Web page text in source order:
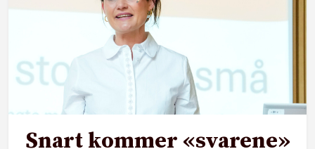
Snart kommer «svarene»